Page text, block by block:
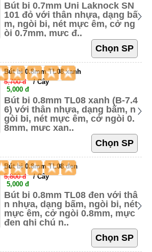
Bút bi 0.7mm Uni Laknock SN
101 đỏ với thân nhựa, dạng bấ
m, ngòi bi, nét mực êm, cở ng
òi 0.7mm, mực đ..
Bút bi 0.8mm TL08 xanh
5,700 đ
/ Cây
5,000 đ
Bút bi 0.8mm TL08 xanh (B-7.4
6) với thân nhựa, dạng bấm, n
gòi bi, nét mực êm, cở ngòi 0.
8mm, mực xan..
Bút bi 0.8mm TL08 đen
5,800 đ
/ Cây
5,000 đ
Bút bi 0.8mm TL08 đen với thâ
n nhựa, dạng bấm, ngòi bi, nét
mực êm, cở ngòi 0.8mm, mực
đen ghi chú n..